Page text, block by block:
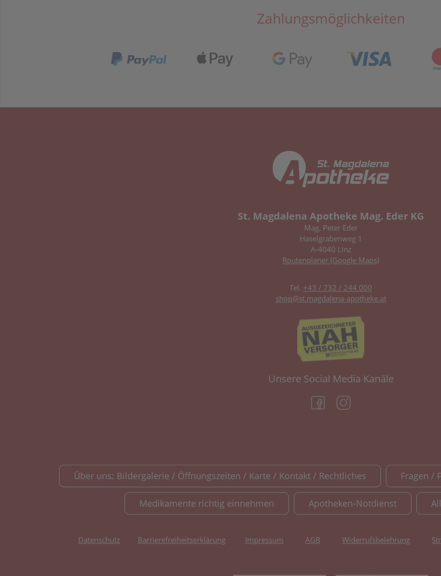
Zahlungsmöglichkeiten
St. Magdalena Apotheke Mag. Eder KG
Mag. Peter Eder
Haselgrabenweg 1
A-4040 Linz
Routenplaner (Google Maps)
Tel. +43 / 732 / 244 000
shop@st.magdalena-apotheke.at
Unsere Social Media Kanäle
(öffnet in neuem Tab)
Über uns: Bildergalerie / Öffnungszeiten / Karte / Kontakt / Rechtliches Fragen /
Medikamente richtig einnehmen Apotheken-Notdienst
Datenschutz Barrierefreiheitserklärung Impressum AGB Widerrufsbelehrung